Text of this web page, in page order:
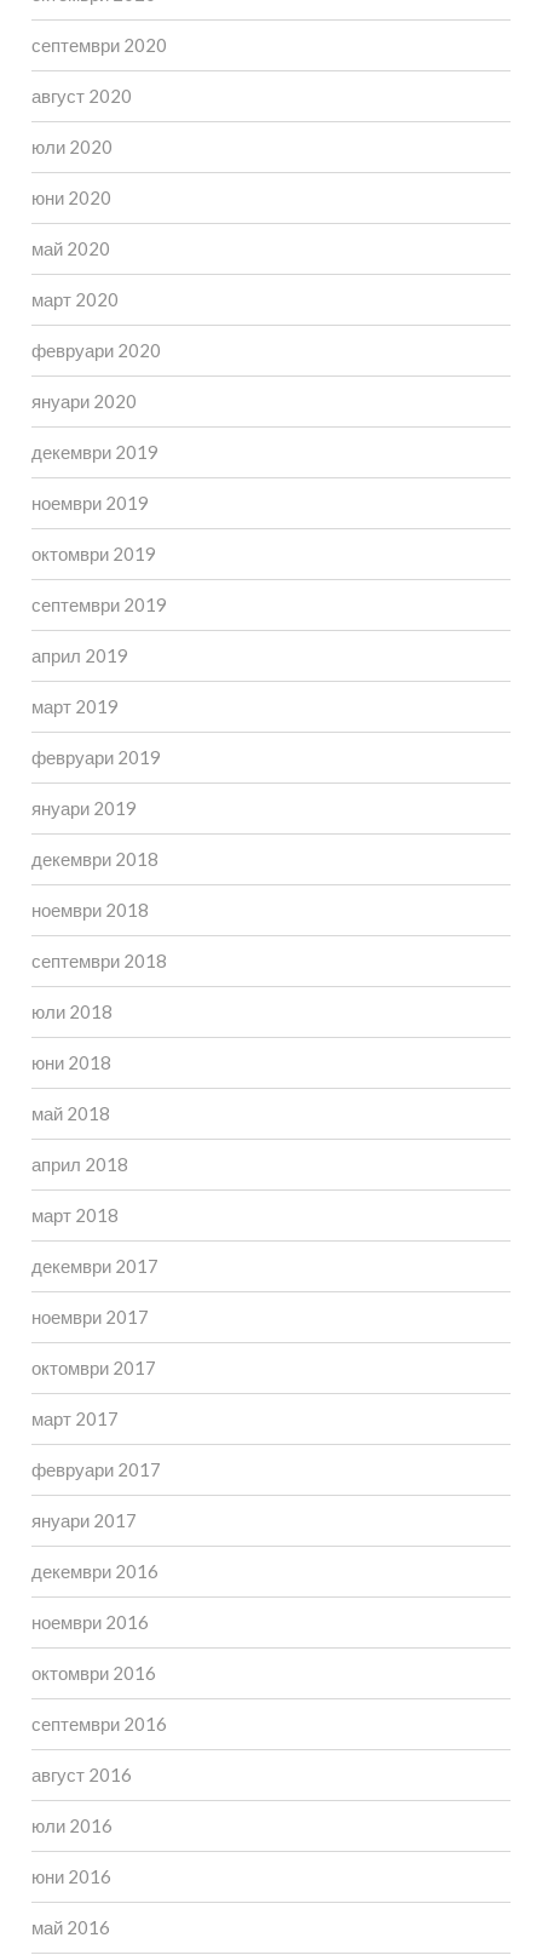
септември 2020
август 2020
юли 2020
юни 2020
май 2020
март 2020
февруари 2020
януари 2020
декември 2019
ноември 2019
октомври 2019
септември 2019
април 2019
март 2019
февруари 2019
януари 2019
декември 2018
ноември 2018
септември 2018
юли 2018
юни 2018
май 2018
април 2018
март 2018
декември 2017
ноември 2017
октомври 2017
март 2017
февруари 2017
януари 2017
декември 2016
ноември 2016
октомври 2016
септември 2016
август 2016
юли 2016
юни 2016
май 2016